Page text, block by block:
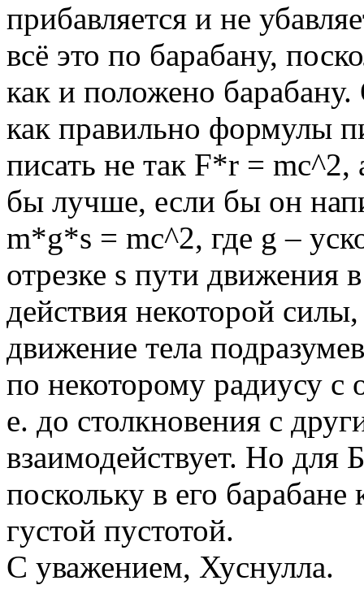
прибавляется и не
всё это по барабану,
как и положено
как правильно формулы
писать не так F*r =
бы лучше, если бы он
m*g*s = mc^2, где g –
отрезке s пути движения
действия некоторой
движение тела
по некоторому радиусу с
е. до столкновения с
взаимодействует. Но для
поскольку в его
густой пустотой.
С уважением, Хуснулла.